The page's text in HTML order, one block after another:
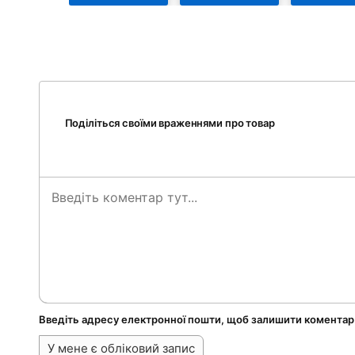
Поділіться своїми враженнями про товар
Введіть адресу електронної пошти, щоб залишити
У мене є обліковий запис